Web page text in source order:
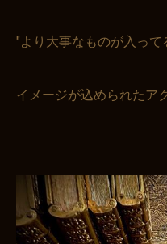
"より大事なものが入って
イメージが込められたア